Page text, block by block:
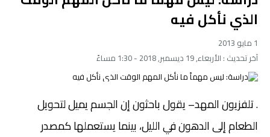
الذي نأكل فيه
1 مايو 2013
آخر تحديث : الأربعاء, 19 ديسمبر, 2018 - 1:30 مساءً
.تلفزيون المهد– يقول باحثون إن الجسم يميل لتحويل
الطعام إلى الدهون في الليل، بينما يستعملها كمصدر